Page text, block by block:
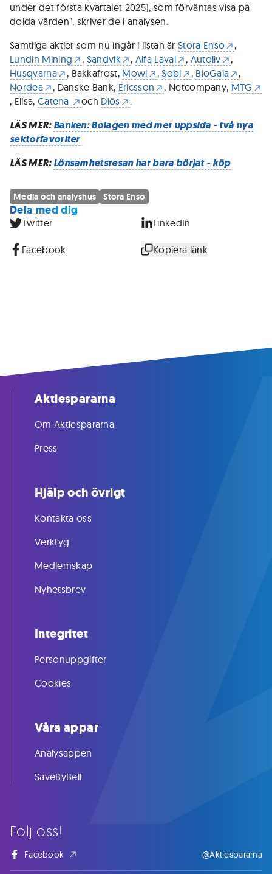
under det första kvartalet 2025), som förväntas visa på
dolda värden”, skriver de i analysen.
Samtliga aktier som nu ingår i listan ärStora Enso
,
Lundin Mining
, Sandvik , Alfa Laval , Autoliv
,
Husqvarna
, Bakkafrost, Mowi ,Sobi , BioGaia
,
Nordea
, Danske Bank, Ericsson , Netcompany, MTG
, Elisa, Catena och Diös .
LÄS MER:Banken: Bolagen med mer uppsida - två nya
sektorfavoriter
LÄS MER:Lönsamhetsresan har bara börjat - köp
Media och analyshus Stora Enso
Dela med dig
Twitter LinkedIn
Facebook Kopiera länk
Följ oss!
Facebook @Aktiespararna
Aktiespararna
Om Aktiespararna
Press
Hjälp och övrigt
Kontakta oss
Verktyg
Medlemskap
Nyhetsbrev
Integritet
Personuppgifter
Cookies
Våra appar
Analysappen
SaveByBell